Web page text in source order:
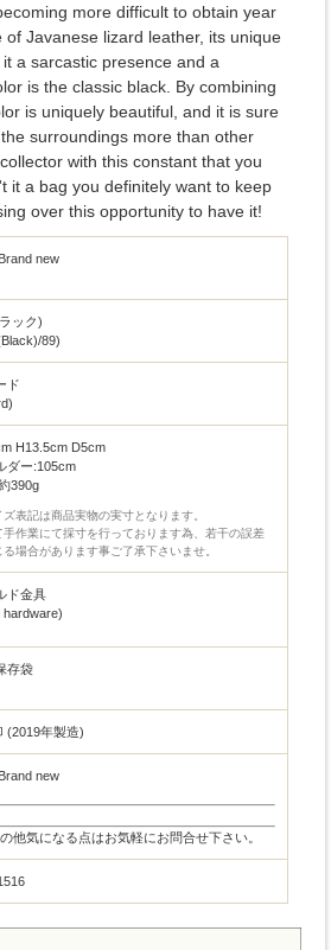
more difficult to obtain year
of Javanese lizard leather, its unique
a sarcastic presence and a
is the classic black. By combining
is uniquely beautiful, and it is sure
surroundings more than other
with this constant that you
it a bag you definitely want to keep
over this opportunity to have it!
new
ック)
89)
ド
H13.5cm D5cm
ダー:105cm
390g
表記は商品実物の実寸となります。
手作業にて採寸を行っております為、若干の誤差
る場合があります事ご了承下さいませ。
ド金具
hardware)
存袋
(2019年製造)
new
他気になる点はお気軽にお問合せ下さい。